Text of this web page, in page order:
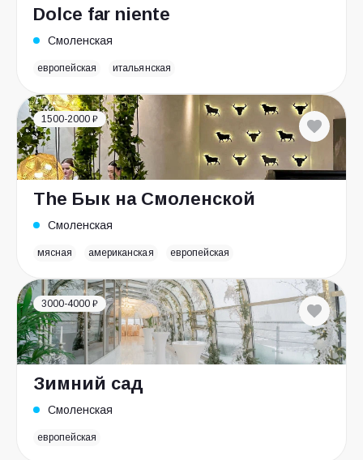
Dolce far niente
Смоленская
европейская итальянская
1500-2000 ₽
The Бык на Смоленской
Смоленская
мясная американская европейская
3000-4000 ₽
Зимний сад
Смоленская
европейская